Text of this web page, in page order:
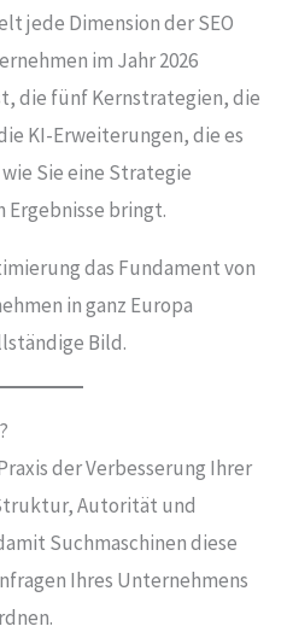
jede Dimension der SEO
im Jahr 2026
die fünf Kernstrategien, die
KI-Erweiterungen, die es
Sie eine Strategie
bringt.
das Fundament von
in ganz Europa
Bild.
der Verbesserung Ihrer
Autorität und
Suchmaschinen diese
Ihres Unternehmens